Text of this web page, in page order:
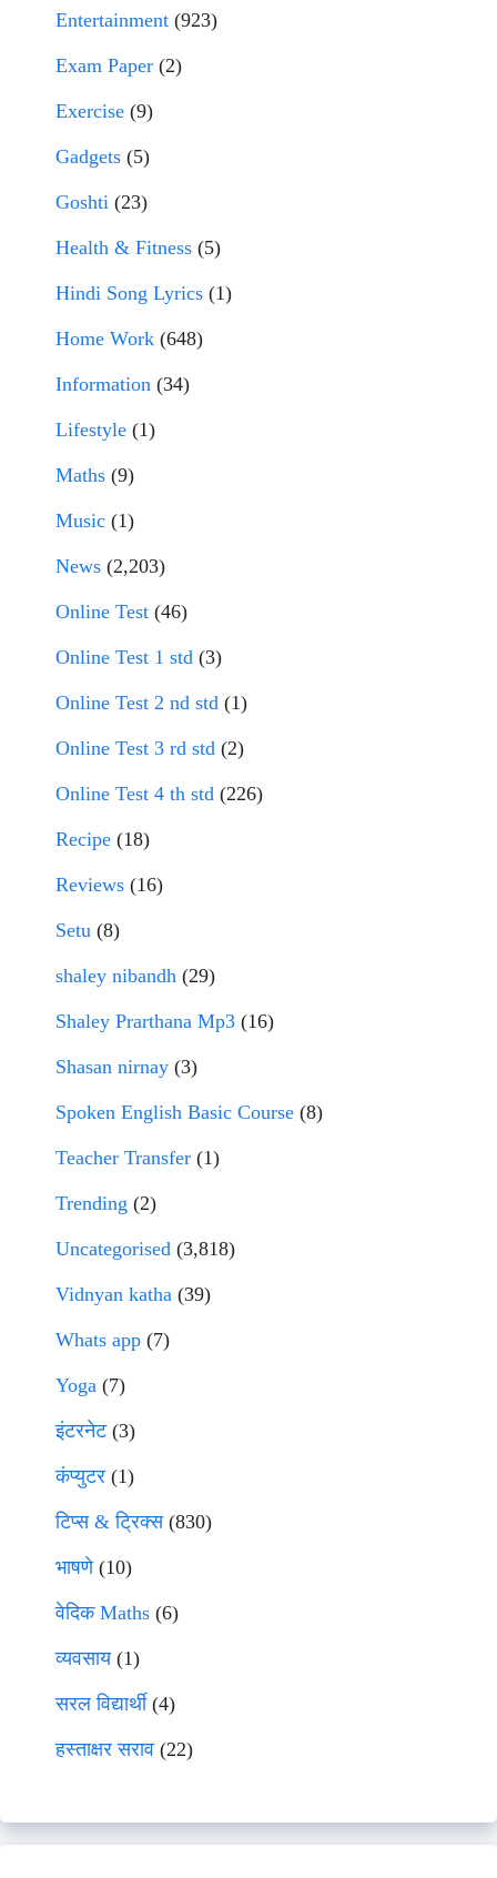
Entertainment (923)
Exam Paper (2)
Exercise (9)
Gadgets (5)
Goshti (23)
Health & Fitness (5)
Hindi Song Lyrics (1)
Home Work (648)
Information (34)
Lifestyle (1)
Maths (9)
Music (1)
News (2,203)
Online Test (46)
Online Test 1 std (3)
Online Test 2 nd std (1)
Online Test 3 rd std (2)
Online Test 4 th std (226)
Recipe (18)
Reviews (16)
Setu (8)
shaley nibandh (29)
Shaley Prarthana Mp3 (16)
Shasan nirnay (3)
Spoken English Basic Course (8)
Teacher Transfer (1)
Trending (2)
Uncategorised (3,818)
Vidnyan katha (39)
Whats app (7)
Yoga (7)
इंटरनेट(3)
कंप्युटर (1)
टिप्स & ट्रिक्स(830)
भाषणे(10)
वेदिक Maths (6)
व्यवसाय(1)
सरल विद्यार्थी(4)
हस्ताक्षर सराव (22)